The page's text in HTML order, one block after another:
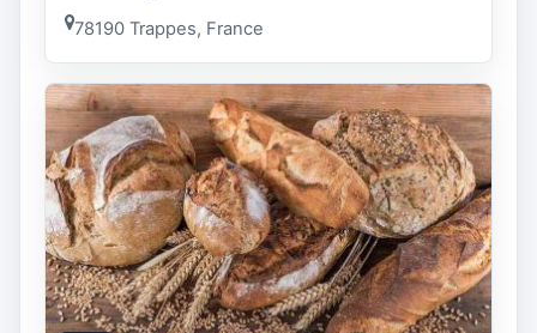
78190 Trappes, France